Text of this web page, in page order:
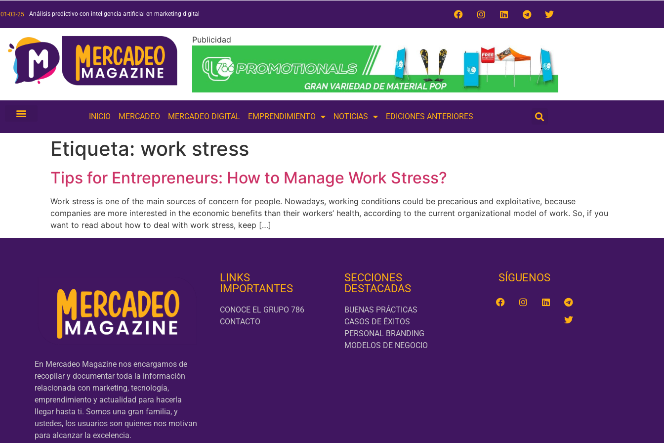
01-03-25 Análisis predictivo con inteligencia artificial en marketing digital
Duo o muerte: análisis de la exitosa campaña de Duolingo
Películas y series 2025: ¡conoce las más esperadas!
Tendencias de inteligencia artificial 2025: ¡conócelas!
Publicidad
INICIO MERCADEO MERCADEO DIGITAL EMPRENDIMIENTO NOTICIAS EDICIONES ANTERIORES
Etiqueta: work stress
Tips for Entrepreneurs: How to Manage Work Stress?
Work stress is one of the main sources of concern for people. Nowadays, working conditions could be precarious and exploitative, because
companies are more interested in the economic benefits than their workers’ health, according to the current organizational model of work. So, if you
want to read about how to deal with work stress, keep […]
En Mercadeo Magazine nos encargamos de
recopilar y documentar toda la información
relacionada con marketing, tecnología,
emprendimiento y actualidad para hacerla
llegar hasta ti. Somos una gran familia, y
ustedes, los usuarios son quienes nos motivan
para alcanzar la excelencia.
LINKS
IMPORTANTES
CONOCE EL GRUPO 786
CONTACTO
SECCIONES
DESTACADAS
BUENAS PRÁCTICAS
CASOS DE ÉXITOS
PERSONAL BRANDING
MODELOS DE NEGOCIO
SÍGUENOS‎